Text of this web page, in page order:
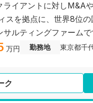
イアントに対しM&A
スを拠点に、世界8位
ルティングファームで
万円 勤務地 東京都千
ク